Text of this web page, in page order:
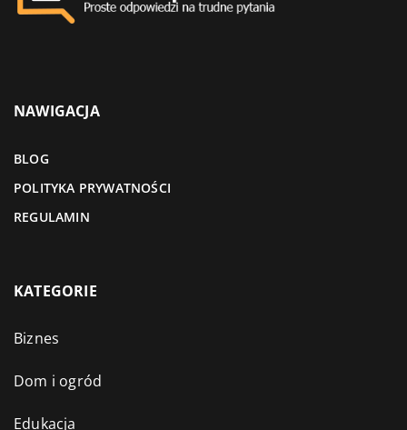
NAWIGACJA
BLOG
POLITYKA PRYWATNOŚCI
REGULAMIN
KATEGORIE
Biznes
Dom i ogród
Edukacja